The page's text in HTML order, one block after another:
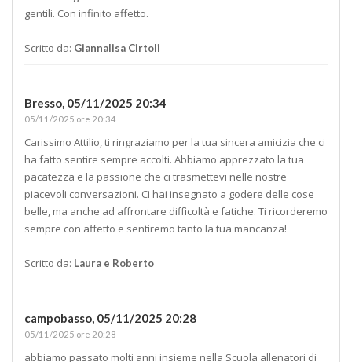
gentili. Con infinito affetto.
Scritto da: Giannalisa Cirtoli
Bresso, 05/11/2025 20:34
05/11/2025 ore 20:34
Carissimo Attilio, ti ringraziamo per la tua sincera amicizia che ci
ha fatto sentire sempre accolti. Abbiamo apprezzato la tua
pacatezza e la passione che ci trasmettevi nelle nostre
piacevoli conversazioni. Ci hai insegnato a godere delle cose
belle, ma anche ad affrontare difficoltà e fatiche. Ti ricorderemo
sempre con affetto e sentiremo tanto la tua mancanza!
Scritto da: Laura e Roberto
campobasso, 05/11/2025 20:28
05/11/2025 ore 20:28
abbiamo passato molti anni insieme nella Scuola allenatori di